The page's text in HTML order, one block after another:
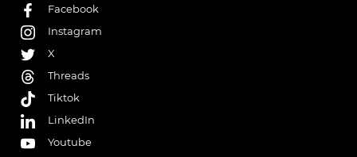
Facebook
Instagram
X
Threads
Tiktok
LinkedIn
Youtube